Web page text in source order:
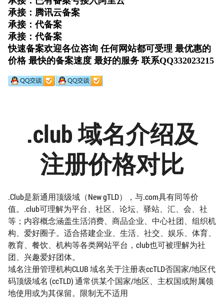
.club 域名介绍及
注册价格对比
.Club是新通用顶级域（New gTLD），与.com具有同等价
值。.club可理解为平台、社区、论坛、驿站、汇、会、社
等；内容概念涵盖生活消费、商品企业、中心社团、组织机
构、爱好圈子。适合搭建企业、生活、社交、娱乐、体育、
教育、餐饮、机构等各类网站平台，club也可被理解为社
团、兴趣爱好团体。
域名注册管理机构CLUB 域名关于注册表ccTLD否国家/地区代
码顶级域名 (ccTLD) 通常供某个国家/地区、主权国或附属领
地使用或为其保留。限制无不适用